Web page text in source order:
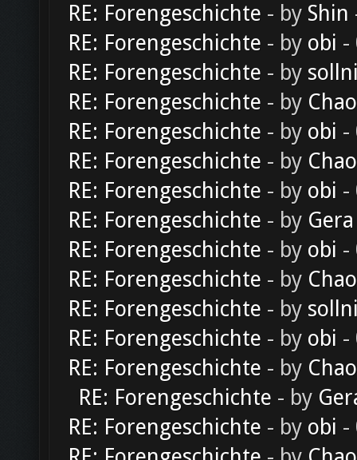
RE: Forengeschichte - by Shin
RE: Forengeschichte - by obi -
RE: Forengeschichte - by
RE: Forengeschichte - by
RE: Forengeschichte - by obi -
RE: Forengeschichte - by
RE: Forengeschichte - by obi -
RE: Forengeschichte - by Gera
RE: Forengeschichte - by obi -
RE: Forengeschichte - by
RE: Forengeschichte - by
RE: Forengeschichte - by obi -
RE: Forengeschichte - by
RE: Forengeschichte - by
RE: Forengeschichte - by obi -